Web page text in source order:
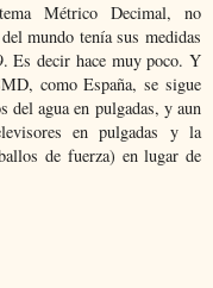
Métrico Decimal, no
mundo tenía sus medidas
Es decir hace muy poco. Y
como España, se sigue
del agua en pulgadas, y aun
en pulgadas y la
de fuerza) en lugar de